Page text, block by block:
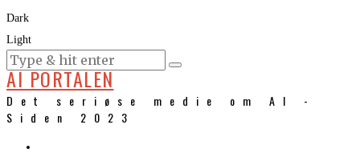
Dark
Light
KURSER
AI PORTALEN
Det seriøse medie om AI -
Siden 2023